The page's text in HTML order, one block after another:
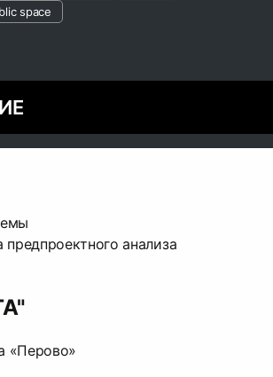
space
предпроектного анализа
«Перово»